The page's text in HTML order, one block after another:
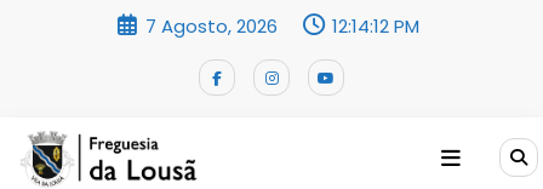
7 Agosto, 2026 12:14:13 PM